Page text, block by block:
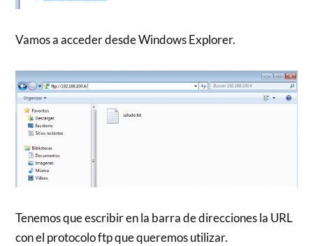
Vamos a acceder desde Windows Explorer.
Tenemos que escribir en la barra de direcciones la URL
con el protocolo ftp que queremos utilizar.